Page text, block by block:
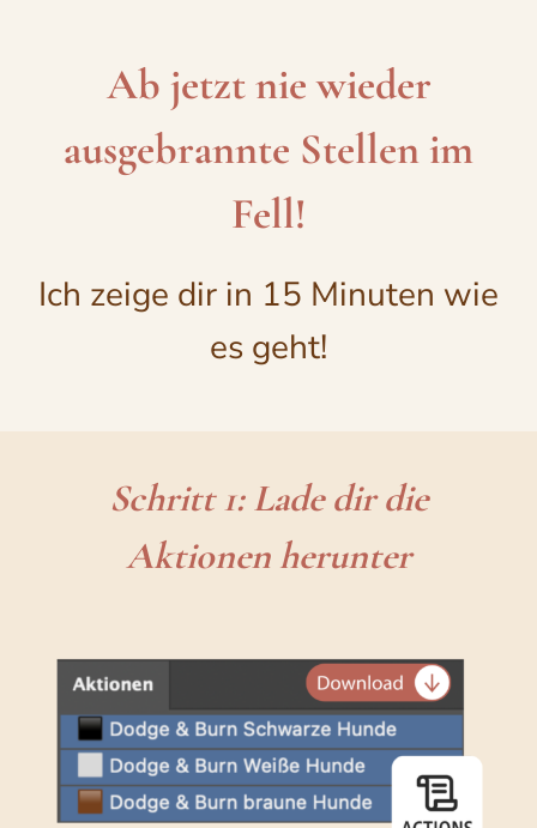
Ab jetzt nie wieder
ausgebrannte Stellen im
Fell!
Ich zeige dir in 15 Minuten wie
es geht!
Schritt 1: Lade dir die
Aktionen herunter